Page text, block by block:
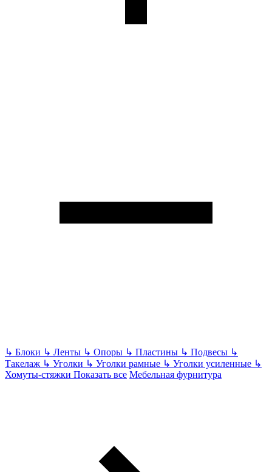
↳ Блоки ↳ Ленты ↳ Опоры ↳ Пластины ↳ Подвесы ↳
Такелаж ↳ Уголки ↳ Уголки рамные ↳ Уголки усиленные ↳
Хомуты-стяжки Показать все Мебельная фурнитура